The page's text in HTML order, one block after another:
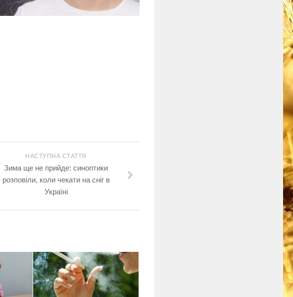
НАСТУПНА СТАТТЯ
Зима ще не прийде: синоптики
розповіли, коли чекати на сніг в
Україні